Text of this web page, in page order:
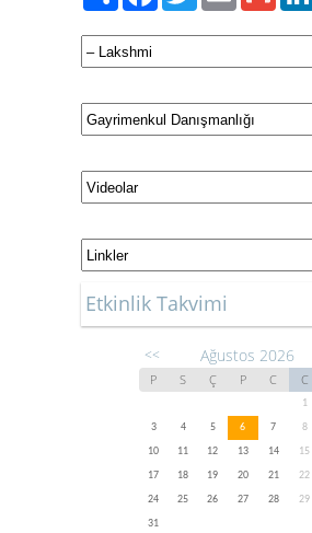
Etkinlik Takvimi
<< Ağustos 2026
P S Ç P C C
1
3
4 5 6 7 8
10
11 12 13 14 15
17
18 19 20 21 22
24
25 26 27 28 29
31